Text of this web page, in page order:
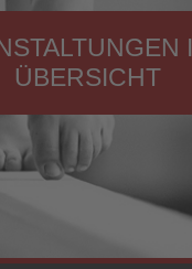
ÜBERSICHT